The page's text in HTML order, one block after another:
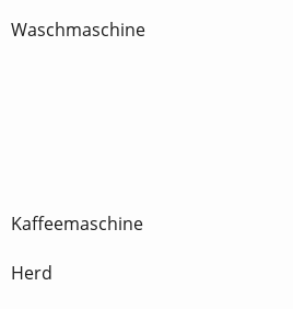
Waschmaschine
Kaffeemaschine
Herd